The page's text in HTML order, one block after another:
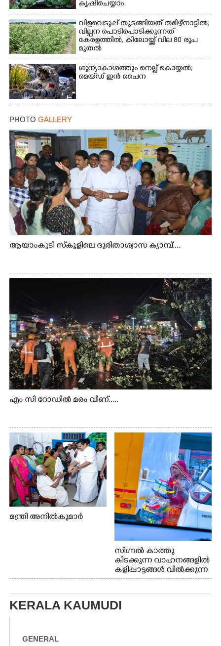
കൃഷിചെയ്യാം
വിളവെടുപ്പ് തുടങ്ങിയത് തമിഴ്നാട്ടിൽ;
വില്പന പൊടിപൊടിക്കുന്നത്
കേരളത്തിൽ, കിലോയ്ക്ക് വില 80 രൂപ
മുതൽ
ശൂന്യാകാശത്തും നെല്ല് കൊയ്യൽ;
മെയ്‌ഡ് ഇൻ ചൈന
PHOTO GALLERY
ആയാംകുടി സ്‌കൂളിലെ ദുരിതാശ്വാസ ക്യാമ്പ്....
എം സി റോഡിൽ മരം വീണ്.....
മന്ത്രി അനിൽകുമാർ
സിഗ്നൽ കാത്തു
കിടക്കുന്ന വാഹനങ്ങളിൽ
കളിപ്പാട്ടങ്ങൾ വിൽക്കുന്ന
നാടോടി യുവതി. ഇടപ്പള്ളി
KERALA KAUMUDI
GENERAL